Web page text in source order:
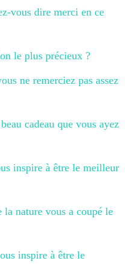
vous dire merci en ce
le plus précieux ?
ne remerciez pas assez
cadeau que vous ayez
inspire à être le meilleur
la nature vous a coupé le
inspire à être le